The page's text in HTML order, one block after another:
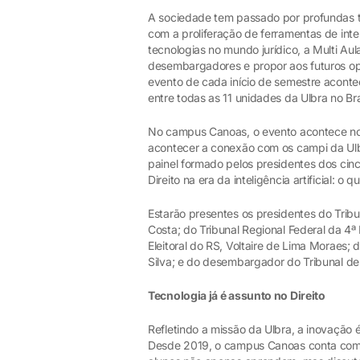
A sociedade tem passado por profundas
com a proliferação de ferramentas de
tecnologias no mundo jurídico, a Multi
desembargadores e propor aos futuros
evento de cada início de semestre
entre todas as 11 unidades da Ulbra no
No campus Canoas, o evento acontece
acontecer a conexão com os campi da
painel formado pelos presidentes dos
Direito na era da inteligência artificial: o
Estarão presentes os presidentes do
Costa; do Tribunal Regional Federal da
Eleitoral do RS, Voltaire de Lima Moraes;
Silva; e do desembargador do Tribunal
Tecnologia já é assunto no Direito
Refletindo a missão da Ulbra, a
Desde 2019, o campus Canoas conta